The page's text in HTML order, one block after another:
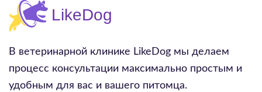
В ветеринарной клинике LikeDog мы делаем
процесс консультации максимально простым и
удобным для вас и вашего питомца.